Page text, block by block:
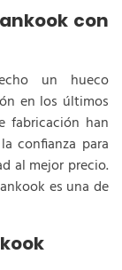
con
un hueco
en los últimos
fabricación han
confianza para
al mejor precio.
es una de